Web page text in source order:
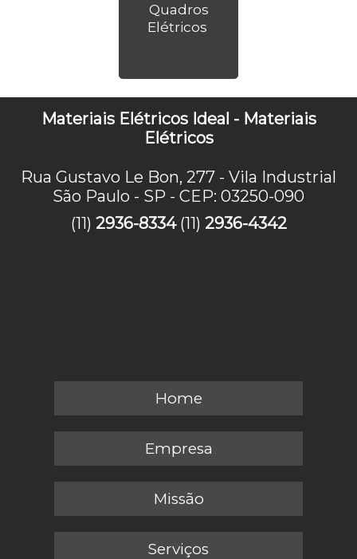
Quadros
Elétricos
Materiais Elétricos Ideal - Materiais
Elétricos
Rua Gustavo Le Bon, 277 - Vila Industrial
São Paulo - SP - CEP: 03250-090
(11) 2936-8334 (11) 2936-4342
Home
Empresa
Missão
Serviços